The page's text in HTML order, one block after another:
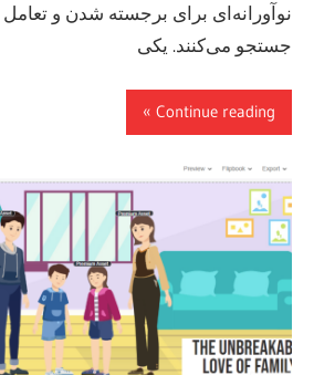
نوآورانه‌ای برای برجسته شدن و
جستجو می‌کنند. یکی
Continue reading